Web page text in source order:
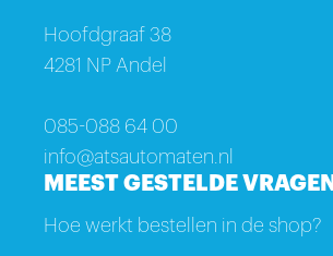
Hoofdgraaf 38
4281 NP Andel
085-088 64 00
info@atsautomaten.nl
MEEST GESTELDE VRAGEN
Hoe werkt bestellen in de shop?